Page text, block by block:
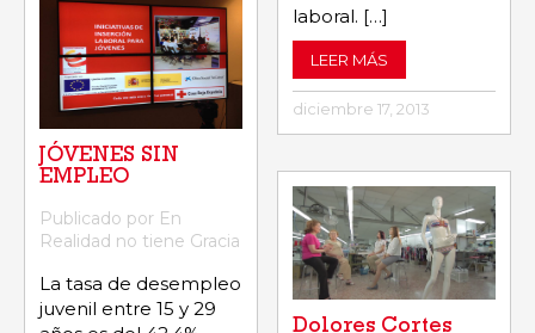
JÓVENES SIN
EMPLEO
Publicado por En
Realidad no tiene Gracia
La tasa de desempleo
juvenil entre 15 y 29
laboral. […]
LEER MÁS
diciembre 17, 2013
Dolores Cortes